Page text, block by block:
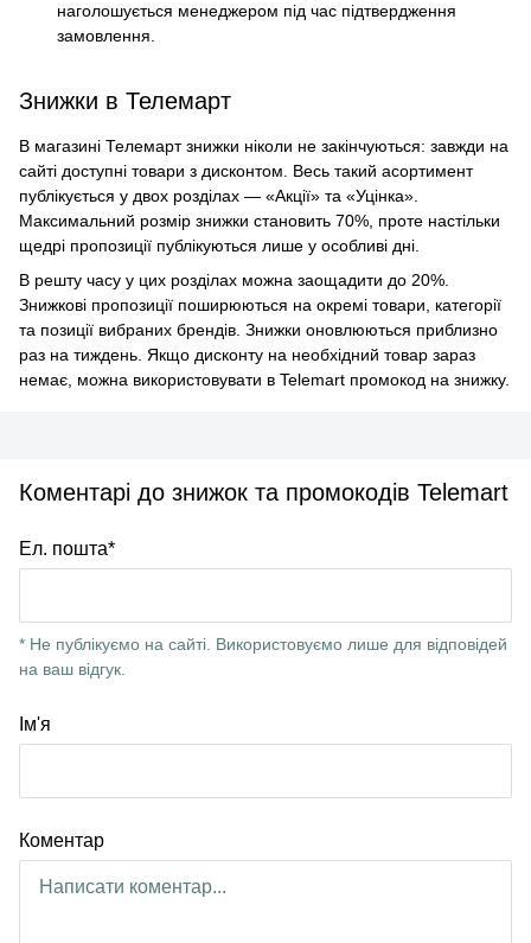
наголошується менеджером під час підтвердження
замовлення.
Знижки в Телемарт
В магазині Телемарт знижки ніколи не закінчуються: завжди на
сайті доступні товари з дисконтом. Весь такий асортимент
публікується у двох розділах — «Акції» та «Уцінка».
Максимальний розмір знижки становить 70%, проте настільки
щедрі пропозиції публікуються лише у особливі дні.
В решту часу у цих розділах можна заощадити до 20%.
Знижкові пропозиції поширюються на окремі товари, категорії
та позиції вибраних брендів. Знижки оновлюються приблизно
раз на тиждень. Якщо дисконту на необхідний товар зараз
немає, можна використовувати в Telemart промокод на знижку.
Коментарі до знижок та промокодів Telemart
Ел. пошта*
* Не публікуємо на сайті. Використовуємо лише для відповідей
на ваш відгук.
Ім'я
Коментар